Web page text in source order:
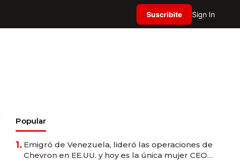
Suscribite Sign In
Popular
1. Emigró de Venezuela, lideró las operaciones de
Chevron en EE.UU. y hoy es la única mujer CEO